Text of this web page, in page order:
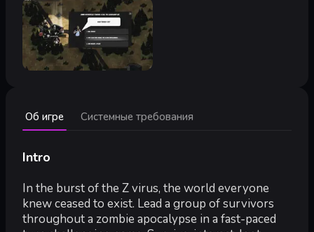
Об игре Системные требования
Intro
In the burst of the Z virus, the world everyone
knew ceased to exist. Lead a group of survivors
throughout a zombie apocalypse in a fast-paced
Минимальные:
Минимальные:
Процессор:
Оперативная память:
Место на диске:200 MB
Дополнительно:Works on 32 and 64 bits systems